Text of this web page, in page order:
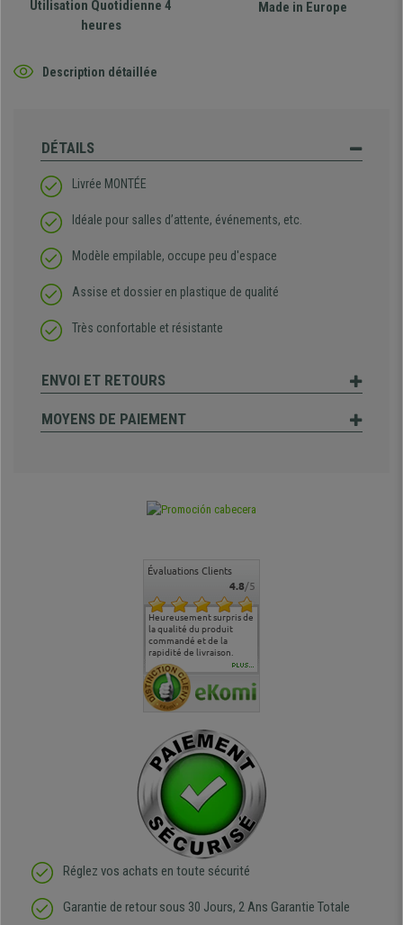
Utilisation Quotidienne 4
heures
Made in Europe
Description détaillée
DÉTAILS
Livrée MONTÉE
Idéale pour salles d’attente, événements, etc.
Modèle empilable, occupe peu d'espace
Assise et dossier en plastique de qualité
Très confortable et résistante
ENVOI ET RETOURS
MOYENS DE PAIEMENT
Évaluations Clients
4.8/5
Heureusement surpris de
la qualité du produit
commandé et de la
rapidité de livraison.
de l'aménagement et ne
regrette pas mon achat.
PLUS...
Réglez vos achats en toute sécurité
Garantie de retour sous 30 Jours, 2 Ans Garantie Totale